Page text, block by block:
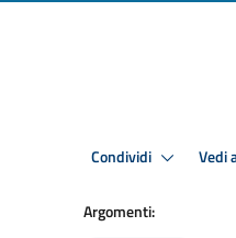
Condividi Vedi
Argomenti: